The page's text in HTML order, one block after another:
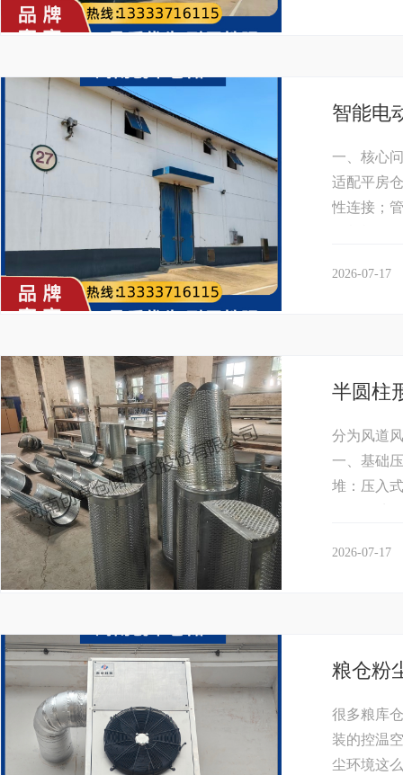
智能电
一、核心
适配平房
性连接；
2026-07-17
半圆柱
分为风道
一、基础
堆：压入
2026-07-17
粮仓粉
很多粮库
装的控温
尘环境这